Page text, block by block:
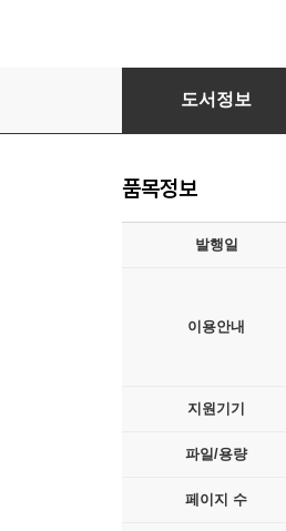
이탈리아 돌로미티
도서정보
품목정보
발행일
이용안내
지원기기
파일/용량
페이지 수